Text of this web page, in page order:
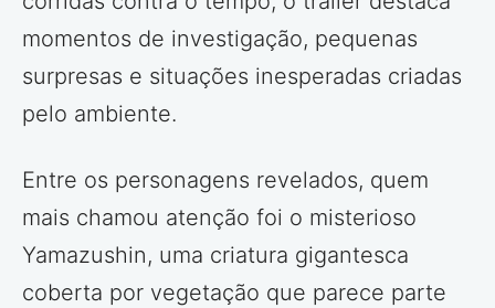
momentos de investigação, pequenas
surpresas e situações inesperadas criadas
pelo ambiente.
Entre os personagens revelados, quem
mais chamou atenção foi o misterioso
Yamazushin, uma criatura gigantesca
coberta por vegetação que parece parte